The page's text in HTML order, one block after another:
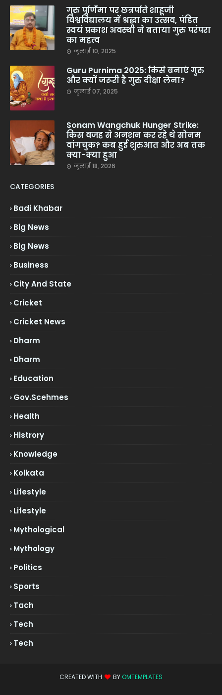
गुरु पूर्णिमा पर छत्रपति शाहूजी
विश्वविद्यालय में श्रद्धा का उत्सव, पंडित
स्वयं प्रकाश अवस्थी ने बताया गुरु परंपरा
का महत्व
जुलाई 10, 2025
Guru Purnima 2025: किसे बनाएं गुरु
और क्यों जरूरी है गुरु दीक्षा लेना?
जुलाई 07, 2025
Sonam Wangchuk Hunger Strike:
किस वजह से अनशन कर रहे थे सोनम
वांगचुक? कब हुई शुरुआत और अब तक
क्या-क्या हुआ
जुलाई 18, 2026
CATEGORIES
Badi Khabar
Big News
Big News
Business
City And State
Cricket
Cricket News
Dharm
Dharm
Education
Gov.scehmes
Health
Histrory
Knowledge
Kolkata
Lifestyle
Lifestyle
Mythological
Mythology
Politics
Sports
Tach
Tech
Tech
CREATED WITH BY OMTEMPLATES